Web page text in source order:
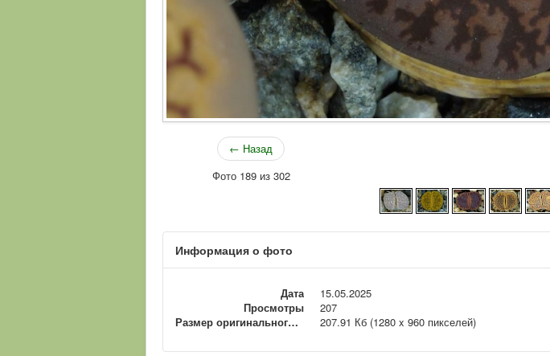
← Назад
Фото 189 из 302
Информация о фото
Дата
15.05.2025
Просмотры
207
Размер оригинального файла
207.91 Кб (1280 x 960 пикселей)